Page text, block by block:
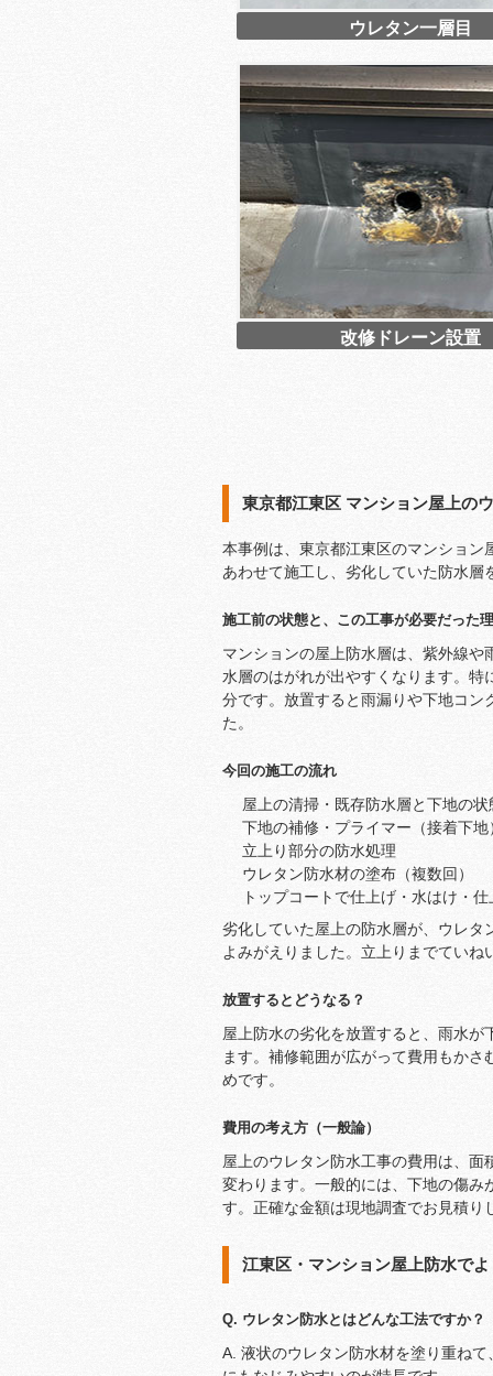
ウレタン一層目
改修ドレーン設置
東京都江東区 マンション屋上の
本事例は、東京都江東区のマンショ
あわせて施工し、劣化していた防水
施工前の状態と、この工事が必要だった
マンションの屋上防水層は、紫外線
水層のはがれが出やすくなります。
分です。放置すると雨漏りや下地コ
た。
今回の施工の流れ
屋上の清掃・既存防水層と下地の状
下地の補修・プライマー（接着下地
立上り部分の防水処理
ウレタン防水材の塗布（複数回）
トップコートで仕上げ・水はけ・
劣化していた屋上の防水層が、ウレ
よみがえりました。立上りまでてい
放置するとどうなる？
屋上防水の劣化を放置すると、雨水
ます。補修範囲が広がって費用もか
めです。
費用の考え方（一般論）
屋上のウレタン防水工事の費用は、
変わります。一般的には、下地の傷
す。正確な金額は現地調査でお見積り
江東区・マンション屋上防水で
Q. ウレタン防水とはどんな工法ですか？
A. 液状のウレタン防水材を塗り重ね